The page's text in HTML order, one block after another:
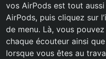
vos AirPods est tout
AirPods, puis cliquez sur
de menu. Là, vous
chaque écouteur ainsi
lorsque vous êtes au